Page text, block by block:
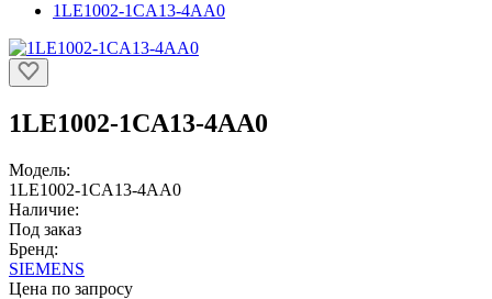
1LE1002-1CA13-4AA0
1LE1002-1CA13-4AA0
Модель:
1LE1002-1CA13-4AA0
Наличие:
Под заказ
Бренд:
SIEMENS
Цена по запросу